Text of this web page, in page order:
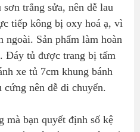
trắng sửa, nên dễ lau
tiếp kông bị oxy hoá ạ, vì
ngoài. Sản phẩm làm hoàn
Đáy tủ được trang bị tấm
xe tủ 7cm khung bánh
cứng nên dễ di chuyển.
mà bạn quyết định số kệ